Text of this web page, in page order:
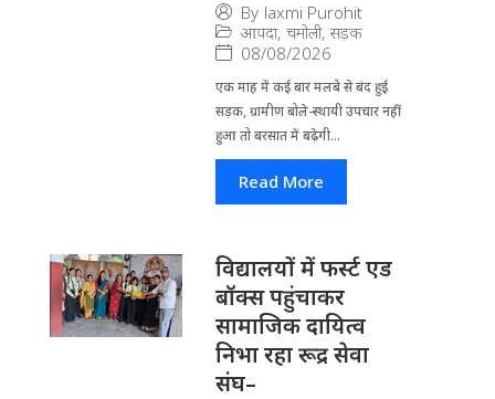
By laxmi Purohit
आपदा, चमोली, सड़क
08/08/2026
एक माह में कई बार मलबे से बंद हुई
सड़क, ग्रामीण बोले-स्थायी उपचार नहीं
हुआ तो बरसात में बढ़ेगी...
Read More
विद्यालयों में फर्स्ट एड
बॉक्स पहुंचाकर
सामाजिक दायित्व
निभा रहा रूद्र सेवा
संघ–